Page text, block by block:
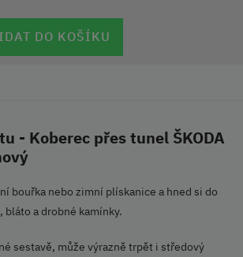
DO KOŠÍKU
- Koberec přes tunel ŠKODA
bouřka nebo zimní plískanice a hned si do
a drobné kamínky.
sestavě, může výrazně trpět i středový